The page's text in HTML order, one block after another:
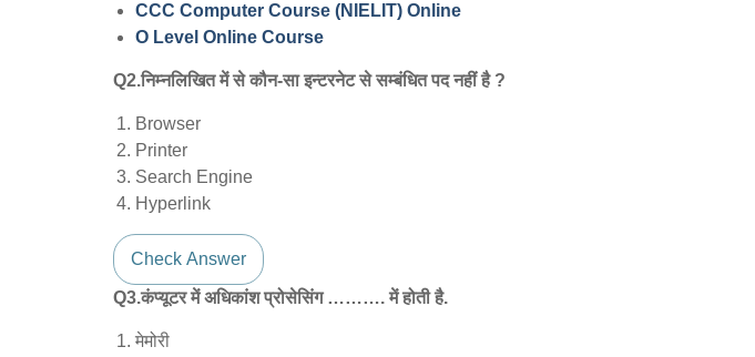
CCC Computer Course (NIELIT) Online
O Level Online Course
Q2.निम्नलिखित में से कौन-सा इन्टरनेट से सम्बंधित पद नहीं है ?
Browser
Printer
Search Engine
Hyperlink
Check Answer
Q3.कंप्यूटर में अधिकांश प्रोसेसिंग ………. में होती है.
मेमोरी